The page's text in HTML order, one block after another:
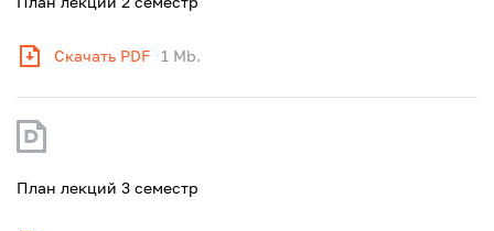
Скачать PDF 1 Mb.
План лекций 3 семестр